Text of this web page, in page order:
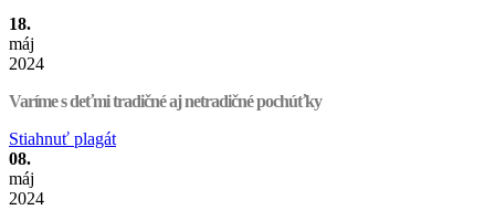
18.
máj
2024
Varíme s deťmi tradičné aj netradičné pochúťky
Stiahnuť plagát
08.
máj
2024